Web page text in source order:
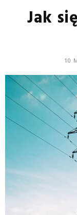
Jak
10